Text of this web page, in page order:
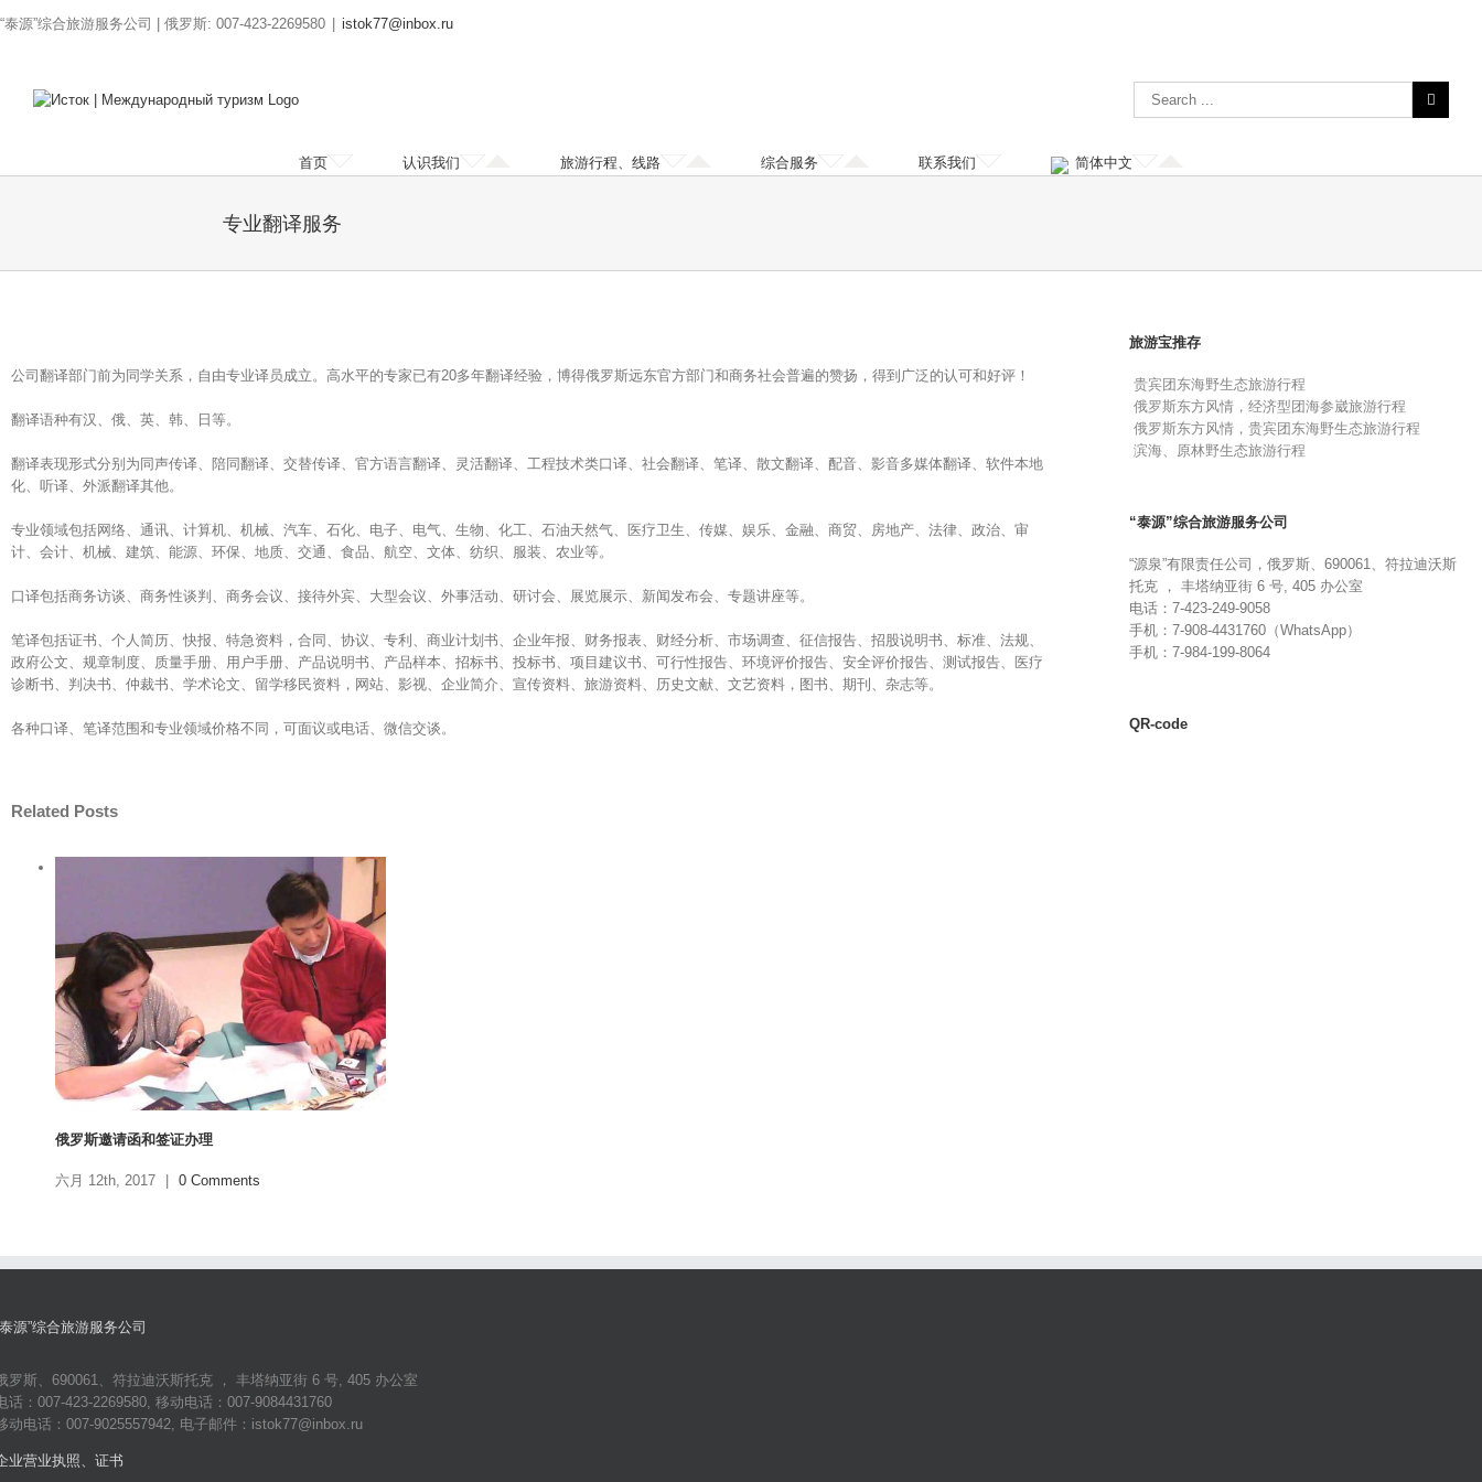
“泰源”综合旅游服务公司 | 俄罗斯: 007-423-2269580 istok77@inbox.ru
首页 认识我们 旅游行程、线路 综合服务 联系我们 简体中文
专业翻译服务
公司翻译部门前为同学关系，自由专业译员成立。高水平的专家已有20多年翻译经验，博得俄罗斯远东官方部门和商务社会普遍的赞扬，得到广泛的认可和好评！
翻译语种有汉、俄、英、韩、日等。
翻译表现形式分别为同声传译、陪同翻译、交替传译、官方语言翻译、灵活翻译、工程技术类口译、社会翻译、笔译、散文翻译、配音、影音多媒体翻译、软件本地
化、听译、外派翻译其他。
专业领域包括网络、通讯、计算机、机械、汽车、石化、电子、电气、生物、化工、石油天然气、医疗卫生、传媒、娱乐、金融、商贸、房地产、法律、政治、审
计、会计、机械、建筑、能源、环保、地质、交通、食品、航空、文体、纺织、服装、农业等。
口译包括商务访谈、商务性谈判、商务会议、接待外宾、大型会议、外事活动、研讨会、展览展示、新闻发布会、专题讲座等。
笔译包括证书、个人简历、快报、特急资料，合同、协议、专利、商业计划书、企业年报、财务报表、财经分析、市场调查、征信报告、招股说明书、标准、法规、
政府公文、规章制度、质量手册、用户手册、产品说明书、产品样本、招标书、投标书、项目建议书、可行性报告、环境评价报告、安全评价报告、测试报告、医疗
诊断书、判决书、仲裁书、学术论文、留学移民资料，网站、影视、企业简介、宣传资料、旅游资料、历史文献、文艺资料，图书、期刊、杂志等。
各种口译、笔译范围和专业领域价格不同，可面议或电话、微信交谈。
Related Posts
俄罗斯邀请函和签证办理
六月 12th, 2017 0 Comments
旅游宝推存
贵宾团东海野生态旅游行程
俄罗斯东方风情，经济型团海参崴旅游行程
俄罗斯东方风情，贵宾团东海野生态旅游行程
滨海、原林野生态旅游行程
“泰源”综合旅游服务公司
“源泉”有限责任公司，俄罗斯、690061、符拉迪沃斯
托克 ， 丰塔纳亚街 6 号, 405 办公室
电话：7-423-249-9058
手机：7-908-4431760（WhatsApp）
手机：7-984-199-8064
QR-code
源”综合旅游服务公司
罗斯、690061、符拉迪沃斯托克 ， 丰塔纳亚街 6 号, 405 办公室
话：007-423-2269580, 移动电话：007-9084431760
动电话：007-9025557942, 电子邮件：istok77@inbox.ru
业营业执照、证书